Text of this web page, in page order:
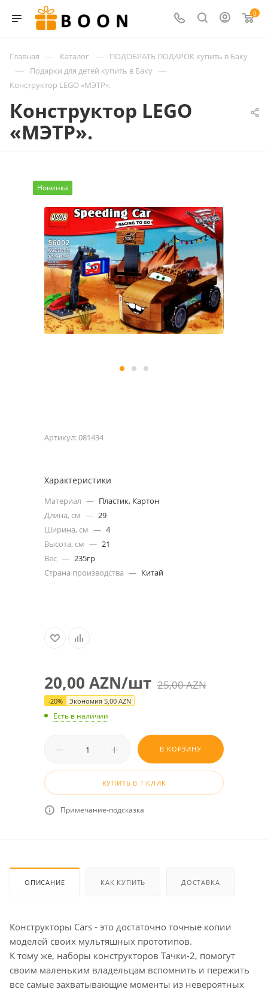
0
Главная — Каталог — ПОДОБРАТЬ ПОДАРОК купить в Баку
— Подарки для детей купить в Баку —
Конструктор LEGO «МЭТР».
Конструктор LEGO
«МЭТР».
Новинка
Артикул:081434
Характеристики
Материал — Пластик, Картон
Длина, см — 29
Ширина, см — 4
Высота, см — 21
Вес — 235гр
Страна производства — Китай
20,00 AZN/шт 25,00AZN
-20% Экономия 5,00 AZN
Есть в наличии
В КОРЗИНУ
КУПИТЬ В 1 КЛИК
Примечание-подсказка
ОПИСАНИЕ КАК КУПИТЬ ДОСТАВКА
Конструкторы Cars - это достаточно точные копии
моделей своих мультяшных прототипов.
К тому же, наборы конструкторов Тачки-2, помогут
своим маленьким владельцам вспомнить и пережить
все самые захватывающие моменты из невероятных